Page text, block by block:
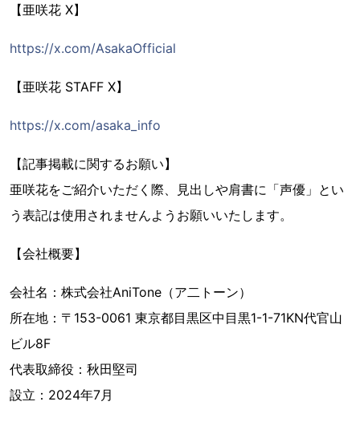
【亜咲花 X】
https://x.com/AsakaOfficial
【亜咲花 STAFF X】
https://x.com/asaka_info
【記事掲載に関するお願い】
亜咲花をご紹介いただく際、見出しや肩書に「声優」とい
う表記は使用されませんようお願いいたします。
【会社概要】
会社名：株式会社AniTone（ア二トーン）
所在地：〒153-0061 東京都目黒区中目黒1-1-71KN代官山
ビル8F
代表取締役：秋田堅司
設立：2024年7月